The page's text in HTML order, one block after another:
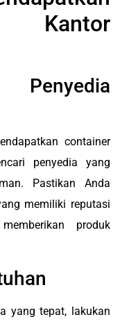
Kantor
container
penyedia yang
Pastikan Anda
memiliki reputasi
produk
yang tepat, lakukan